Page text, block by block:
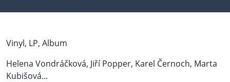
Vinyl, LP, Album
Helena Vondráčková, Jiří Popper, Karel Černoch, Marta
Kubišová...